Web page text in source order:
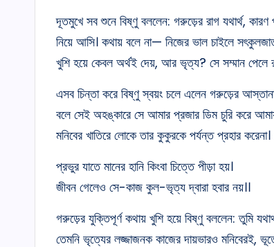
দূতমুখে সব শুনে বিষ্ণু বললেন: গরুড়ের রাগ যথার্থ, কারণ
নিয়ে আসি। কথায় বলে না— নিজের ভাল চাইলে
খুশি হয়ে কেবল অর্থই দেয়, আর ভৃত্য? সে সম্মান পেলে
এসব চিন্তা করে বিষ্ণু স্বয়ং চলে এলেন গরুড়ের
বলে সেই অহঙ্কারে সে আমার প্রজার ডিম চুরি করে
মনিবের খাতিরে লোকে তার কুকুরকে পর্যন্ত প্রহার
প্রভুর যাতে মানের হানি কিংবা চিত্তে পীড়া হয়।
জীবন গেলেও সে-কাজ কুল-ভৃত্য দ্বারা হবার নয়।।
গরুড়ের যুক্তিপূর্ণ কথায় খুশি হয়ে বিষ্ণু বললেন: তুমি
তেমনি ভৃত্যের লজ্জাজনক কাজের দায়ভারও মনিবেরই,